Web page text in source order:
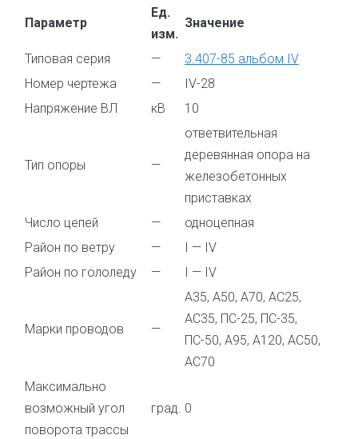
Параметр
Ед.
изм.
Значение
Типовая серия —
3.407-85 альбом IV
Номер чертежа
—
IV-28
Напряжение ВЛ
кВ 10
Тип опоры —
ответвительная
деревянная опора на
железобетонных
приставках
Число цепей
—
одноцепная
Район по ветру
—
I — IV
Район по гололеду
— I — IV
Марки проводов —
А35, А50, А70, АС25,
АС35, ПС-25, ПС-35,
ПС-50, А95, А120, АС50,
АС70
Максимально
возможный угол
поворота трассы
град. 0